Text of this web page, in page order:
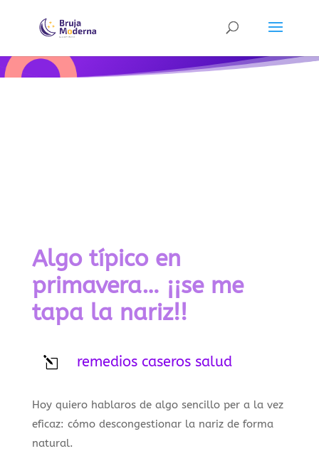
Algo típico en
primavera… ¡¡se me
tapa la nariz!!
l remedios caseros salud
Hoy quiero hablaros de algo sencillo per a la vez
eficaz: cómo descongestionar la nariz de forma
natural.